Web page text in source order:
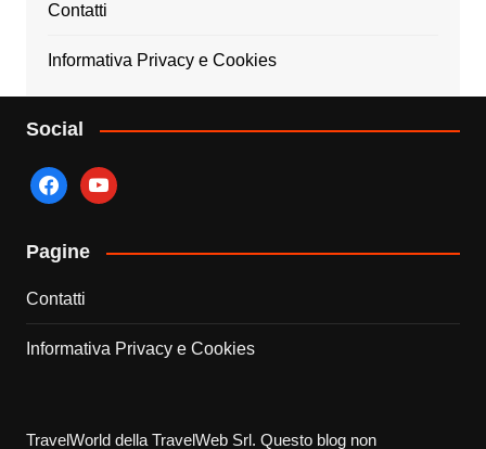
Contatti
Informativa Privacy e Cookies
Social
facebookyoutube
Pagine
Contatti
Informativa Privacy e Cookies
TravelWorld della TravelWeb Srl. Questo blog non